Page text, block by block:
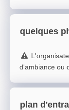
quelques
d'ambiance ou
plan